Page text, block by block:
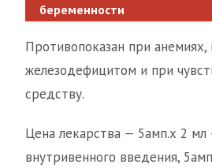
беременности
Противопоказан при анемиях,
железодефицитом и при
средству.
Цена лекарства — 5амп.х 2
внутривенного введения,